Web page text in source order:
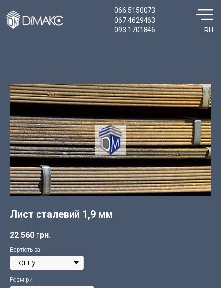
066 5150073
093 1701846 RU
067 4629463
Лист сталевий 1,9 мм
22 560 грн.
Вартість за
Розміри